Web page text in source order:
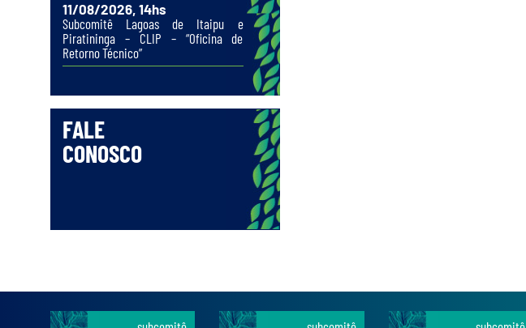
11/08/2026, 14hs
Subcomitê Lagoas de Itaipu e
Piratininga – CLIP – “Oficina de
Retorno Técnico”
FALE
CONOSCO